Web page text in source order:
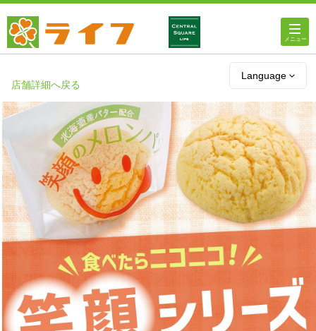
Language
店舗・チラシ情報
ライフのオンラインストア
ライフネットスーパー
企業情報
IR情報
採用情報
店舗詳細へ戻る